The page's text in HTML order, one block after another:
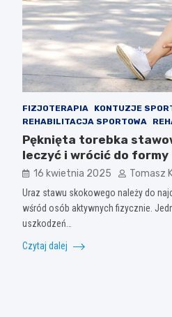
FIZJOTERAPIA
KONTUZJE
REHABILITACJA SPORTOWA
Pęknięta torebka
leczyć i wrócić do formy
16 kwietnia 2025 Tomasz
Uraz stawu skokowego należy do
wśród osób aktywnych fizycznie.
uszkodzeń…
Czytaj dalej